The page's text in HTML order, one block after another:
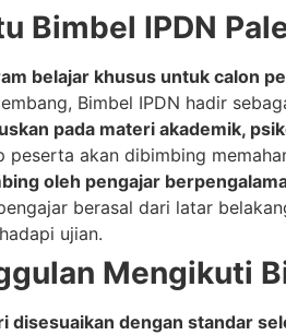
Bimbel IPDN
belajar khusus untuk calon
Bimbel IPDN hadir
pada materi akademik,
peserta akan dibimbing
oleh pengajar
berasal dari latar
ujian.
Mengikuti
disesuaikan dengan standar